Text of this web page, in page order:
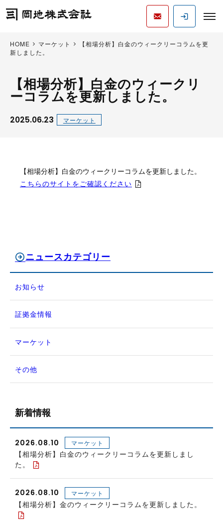
HOME マーケット
【相場分析】白金のウィークリーコラムを更
新しました。
【相場分析】白金のウィークリ
ーコラムを更新しました。
2025.06.23 マーケット
【相場分析】白金のウィークリーコラムを更新しました。
こちらのサイトをご確認ください
ニュースカテゴリー
お知らせ
証拠金情報
マーケット
その他
新着情報
2026.08.10 マーケット
【相場分析】白金のウィークリーコラムを更新しまし
た。
2026.08.10 マーケット
【相場分析】金のウィークリーコラムを更新しました。